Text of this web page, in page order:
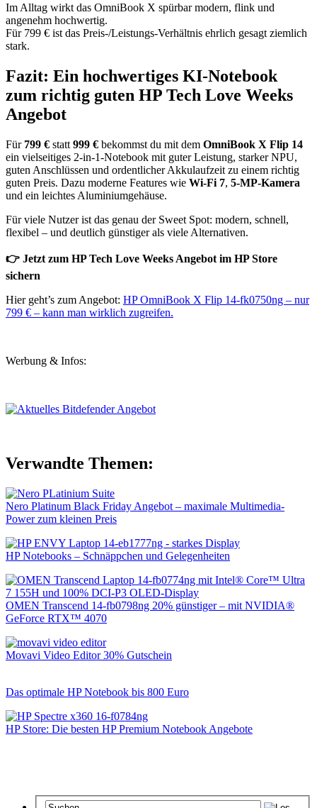
Im Alltag wirkt das OmniBook X spürbar modern, flink und
angenehm hochwertig.
Für 799 € ist das Preis-/Leistungs-Verhältnis ehrlich gesagt ziemlich
stark.
Fazit: Ein hochwertiges KI-Notebook
zum richtig guten HP Tech Love Weeks
Angebot
Für 799 € statt 999 € bekommst du mit dem OmniBook X Flip 14
ein vielseitiges 2-in-1-Notebook mit guter Leistung, starker NPU,
guten Anschlüssen und ordentlicher Akkulaufzeit zu einem richtig
guten Preis. Dazu moderne Features wie Wi-Fi 7, 5-MP-Kamera
und ein leichtes Aluminiumgehäuse.
Für viele Nutzer ist das genau der Sweet Spot: modern, schnell,
flexibel – und deutlich günstiger als viele Alternativen.
👉 Jetzt zum HP Tech Love Weeks Angebot im HP Store
sichern
Hier geht’s zum Angebot: HP OmniBook X Flip 14-fk0750ng – nur
799 € – kann man wirklich zugreifen.
Werbung & Infos:
Verwandte Themen:
Nero Platinum Black Friday Angebot – maximale Multimedia-
Power zum kleinen Preis
HP Notebooks – Schnäppchen und Gelegenheiten
OMEN Transcend 14-fb0798ng 20% günstiger – mit NVIDIA®
GeForce RTX™ 4070
Movavi Video Editor 30% Gutschein
Das optimale HP Notebook bis 800 Euro
HP Store: Die besten HP Premium Notebook Angebote